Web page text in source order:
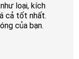
gói bằng nhựa bong
cho vận chuyển
nhanh:
hoặc kệ.